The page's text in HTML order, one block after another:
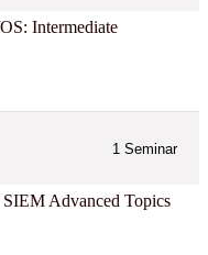
Intermediate
1 Seminar
Advanced Topics